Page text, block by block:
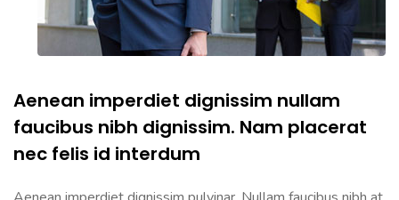
Aenean imperdiet dignissim nullam
faucibus nibh dignissim. Nam placerat
nec felis id interdum